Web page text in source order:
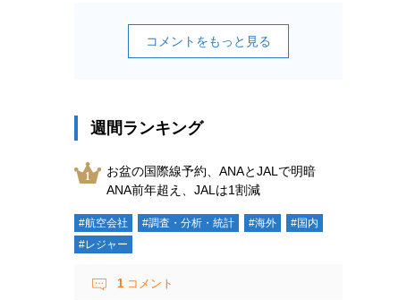
コメントをもっと見る
週間ランキング
お盆の国際線予約、ANAとJALで明暗
ANA前年超え、JALは1割減
#航空会社 #調査・分析・統計 #海外
#国内
#レジャー
1 コメント